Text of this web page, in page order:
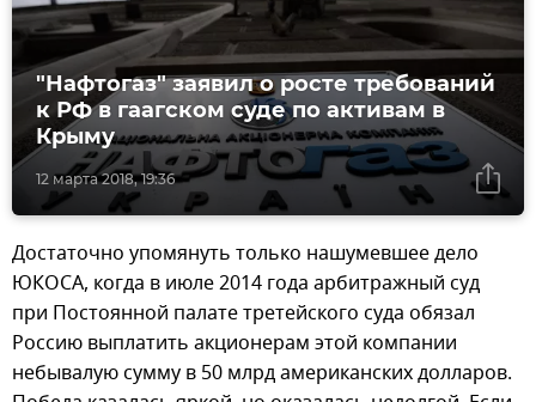
12 марта 2018, 19:36
"Нафтогаз" заявил о росте требований
к РФ в гаагском суде по активам в
Крыму
Достаточно упомянуть только нашумевшее дело
ЮКОСА, когда в июле 2014 года арбитражный суд
при Постоянной палате третейского суда обязал
Россию выплатить акционерам этой компании
небывалую сумму в 50 млрд американских долларов.